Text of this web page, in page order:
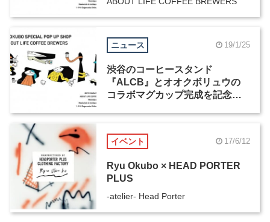
ニュース 19/1/25
渋谷のコーヒースタンド
『ALCB』とオオクボリュウの
コラボマグカップ完成を記念
イベント 17/6/12
Ryu Okubo × HEAD PORTER
PLUS
-atelier- Head Porter